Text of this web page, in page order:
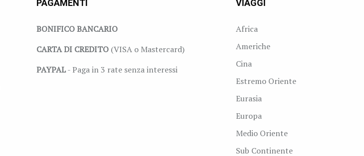
PAGAMENTI
BONIFICO BANCARIO
CARTA DI CREDITO(VISA o Mastercard)
PAYPAL- Paga in 3 rate senza interessi
VIAGGI
Africa
Americhe
Cina
Estremo Oriente
Eurasia
Europa
Medio Oriente
Sub Continente